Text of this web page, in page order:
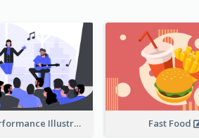
Music Performance Illustration Fast Food